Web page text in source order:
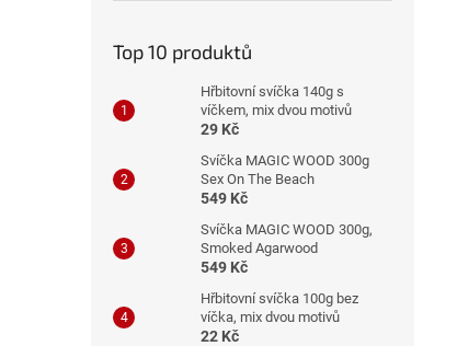
Top 10 produktů
Hřbitovní svíčka 140g s
víčkem, mix dvou motivů
29 Kč
Svíčka MAGIC WOOD 300g
Sex On The Beach
549 Kč
Svíčka MAGIC WOOD 300g,
Smoked Agarwood
549 Kč
Hřbitovní svíčka 100g bez
víčka, mix dvou motivů
22 Kč